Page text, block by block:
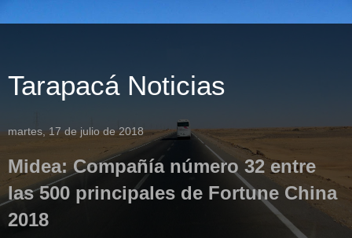
Tarapacá Noticias
martes, 17 de julio de 2018
Midea: Compañía número 32 entre
las 500 principales de Fortune China
2018